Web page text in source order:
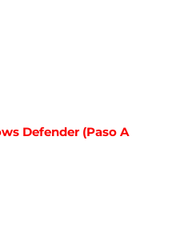
Defender (paso A